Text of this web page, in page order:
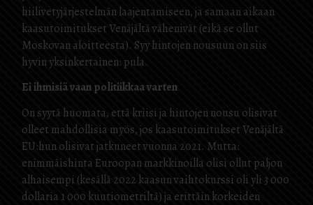
hiilivetyjärjestelmän laajentamiseen, ja samaan aikaan
kaasutoimitukset Venäjältä vähenivät (eikä se ollut
Moskovan aloitteesta). Syy hintojen nousuun on siis
hyvin yksinkertainen: pula.
Ei ihmisiä vaan politiikkaa varten
On syytä huomata, että kriisi ja hintojen nousu olisivat
olleet mahdollisia myös, jos kaasutoimitukset Venäjältä
EU:hun olisivat jatkuneet vuonna 2021. Mutta:
enimmäishinta Euroopan markkinoilla olisi ollut paljon
alhaisempi (kesällä 2022 kaasun vaihtokurssi oli yli 3 000
dollaria 1 000 kuutiometriltä) ja erittäin korkeiden